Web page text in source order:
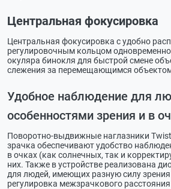
Центральная фокусировка
Центральная фокусировка с удобно
регулировочным кольцом
окуляра бинокля для быстрой смене
слежения за перемещающимся
Удобное наблюдение для
особенностями зрения и в
Поворотно-выдвижные наглазники
зрачка обеспечивают удобство
в очках (как солнечных, так и
них. Также в устройстве реализована
для людей, имеющих разную силу зрения
регулировка межзрачкового